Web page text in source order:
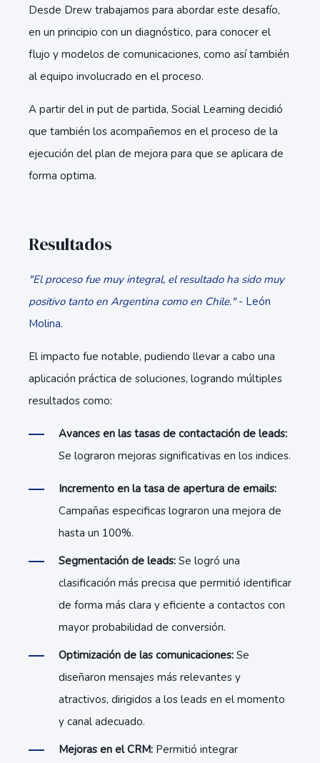
Desde Drew trabajamos para abordar este desafío,
en un principio con un diagnóstico, para conocer el
flujo y modelos de comunicaciones, como así también
al equipo involucrado en el proceso.
A partir del in put de partida, Social Learning decidió
que también los acompañemos en el proceso de la
ejecución del plan de mejora para que se aplicara de
forma optima.
Resultados
"El proceso fue muy integral, el resultado ha sido muy
positivo tanto en Argentina como en Chile."- León
Molina.
El impacto fue notable, pudiendo llevar a cabo una
aplicación práctica de soluciones, logrando múltiples
resultados como:
Avances en las tasas de contactación de leads:
Se lograron mejoras significativas en los indices.
Incremento en la tasa de apertura de emails:
Campañas especificas lograron una mejora de
hasta un 100%.
Segmentación de leads: Se logró una
clasificación más precisa que permitió identificar
de forma más clara y eficiente a contactos con
mayor probabilidad de conversión.
Optimización de las comunicaciones: Se
diseñaron mensajes más relevantes y
atractivos, dirigidos a los leads en el momento
y canal adecuado.
Mejoras en el CRM: Permitió integrar